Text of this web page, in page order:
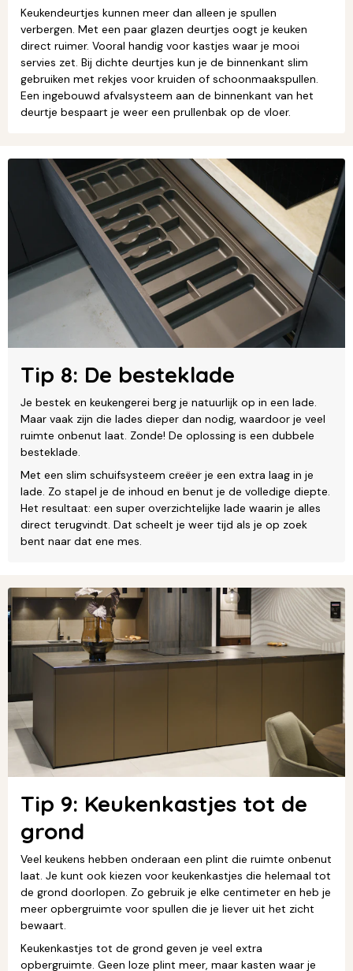
Keukendeurtjes kunnen meer dan alleen je spullen
verbergen. Met een paar glazen deurtjes oogt je keuken
direct ruimer. Vooral handig voor kastjes waar je mooi
servies zet. Bij dichte deurtjes kun je de binnenkant slim
gebruiken met rekjes voor kruiden of schoonmaakspullen.
Een ingebouwd afvalsysteem aan de binnenkant van het
deurtje bespaart je weer een prullenbak op de vloer.
Tip 8: De besteklade
Je bestek en keukengerei berg je natuurlijk op in een lade.
Maar vaak zijn die lades dieper dan nodig, waardoor je veel
ruimte onbenut laat. Zonde! De oplossing is een dubbele
besteklade.
Met een slim schuifsysteem creëer je een extra laag in je
lade. Zo stapel je de inhoud en benut je de volledige diepte.
Het resultaat: een super overzichtelijke lade waarin je alles
direct terugvindt. Dat scheelt je weer tijd als je op zoek
bent naar dat ene mes.
Tip 9: Keukenkastjes tot de
grond
Veel keukens hebben onderaan een plint die ruimte onbenut
laat. Je kunt ook kiezen voor keukenkastjes die helemaal tot
de grond doorlopen. Zo gebruik je elke centimeter en heb je
meer opbergruimte voor spullen die je liever uit het zicht
bewaart.
Keukenkastjes tot de grond geven je veel extra
opbergruimte. Geen loze plint meer, maar kasten waar je